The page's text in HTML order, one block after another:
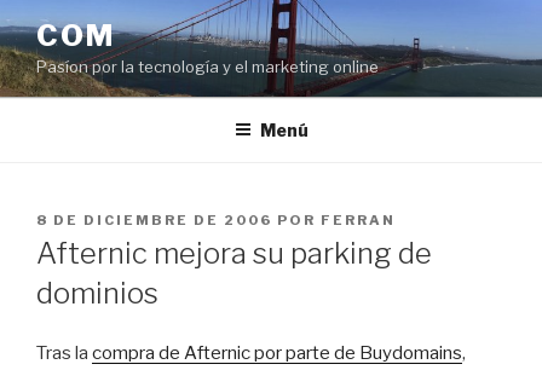
al
contenido
COM
Pasíon por la tecnología y el marketing online
Menú
PUBLICADO
EL
8 DE DICIEMBRE DE 2006 POR FERRAN
Afternic mejora su parking de
dominios
Tras la compra de Afternic por parte de Buydomains,